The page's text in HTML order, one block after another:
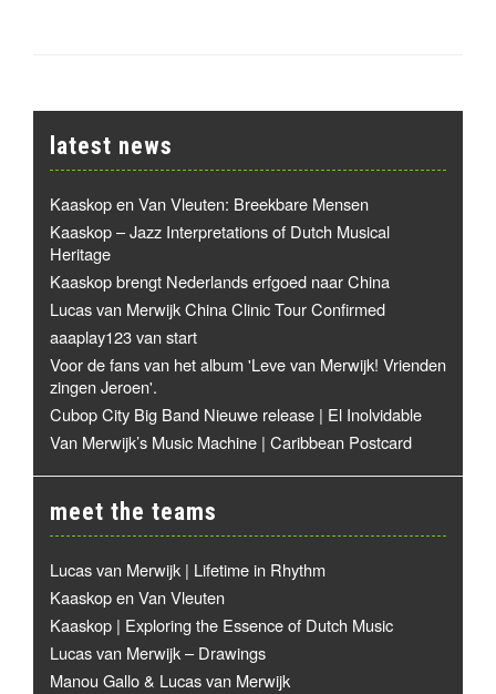
latest news
Kaaskop en Van Vleuten: Breekbare Mensen
Kaaskop – Jazz Interpretations of Dutch Musical
Heritage
Kaaskop brengt Nederlands erfgoed naar China
Lucas van Merwijk China Clinic Tour Confirmed
aaaplay123 van start
Voor de fans van het album 'Leve van Merwijk! Vrienden
zingen Jeroen'.
Cubop City Big Band Nieuwe release | El Inolvidable
Van Merwijk’s Music Machine | Caribbean Postcard
meet the teams
Lucas van Merwijk | Lifetime in Rhythm
Kaaskop en Van Vleuten
Kaaskop | Exploring the Essence of Dutch Music
Lucas van Merwijk – Drawings
Manou Gallo & Lucas van Merwijk